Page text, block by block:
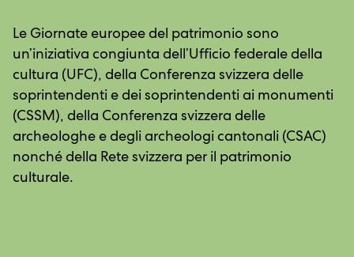
Le Giornate europee del patrimonio sono
un’iniziativa congiunta dell’Ufficio federale della
cultura (UFC), della Conferenza svizzera delle
soprintendenti e dei soprintendenti ai monumenti
(CSSM), della Conferenza svizzera delle
archeologhe e degli archeologi cantonali (CSAC)
nonché della Rete svizzera per il patrimonio
culturale.